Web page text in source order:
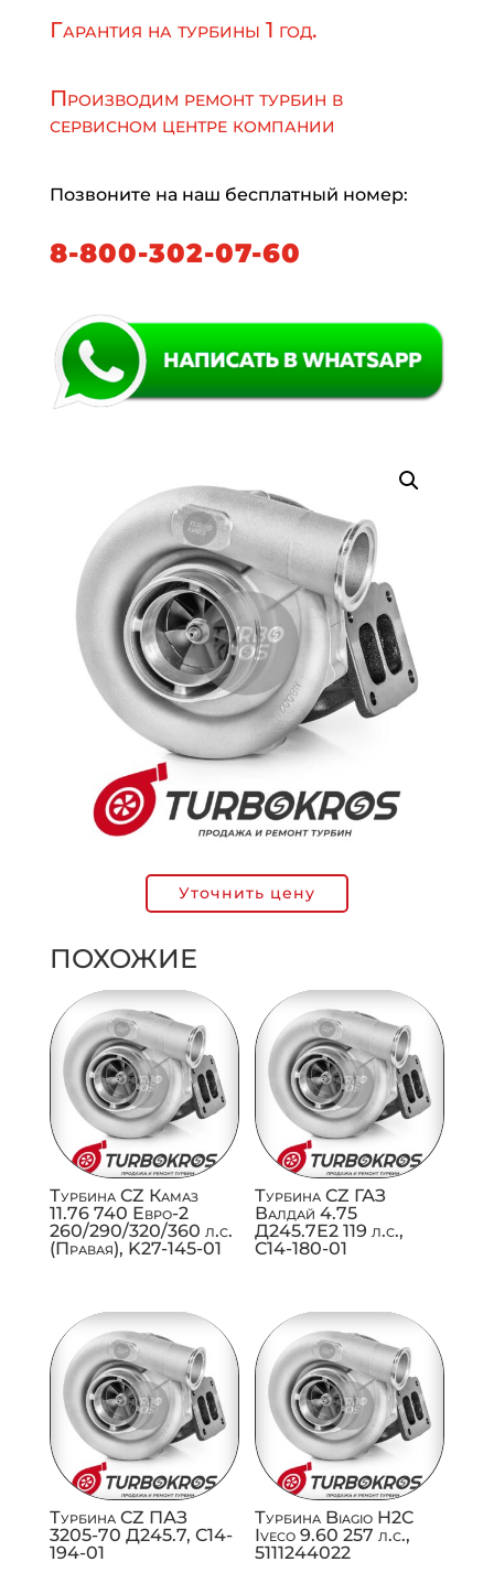
Гарантия на турбины 1 год.
Производим ремонт турбин в
сервисном центре компании
Позвоните на наш бесплатный номер:
8-800-302-07-60
Уточнить цену
ПОХОЖИЕ
Турбина CZ Камаз
11.76 740 Евро-2
260/290/320/360 л.с.
(Правая), K27-145-01
Турбина CZ ГАЗ
Валдай 4.75
Д245.7Е2 119 л.с.,
C14-180-01
Турбина CZ ПАЗ
3205-70 Д245.7, C14-
194-01
Турбина Biagio H2C
Iveco 9.60 257 л.с.,
5111244022